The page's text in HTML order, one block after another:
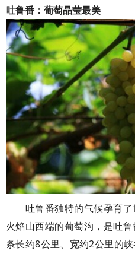
吐鲁番：葡萄晶莹最美
吐鲁番独特的气候孕育了
火焰山西端的葡萄沟，是吐
条长约8公里、宽约2公里的